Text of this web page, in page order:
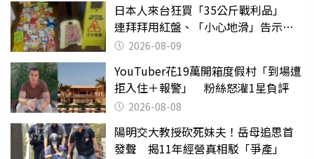
日本人來台狂買「35公斤戰利品」
連拜拜用紅盤、「小心地滑」告示牌
也帶回家
2026-08-09
YouTuber花19萬開箱度假村「到場遭
拒入住＋報警」 粉絲怒灌1星負評
2026-08-08
陽明交大教授砍死妹夫！岳母追思首
發聲 揭11年經營真相駁「爭產」